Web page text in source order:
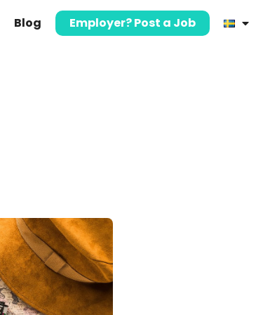
Blog Employer? Post a Job